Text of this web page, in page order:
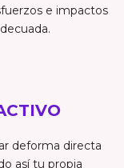
e impactos
deforma directa
así tu propia